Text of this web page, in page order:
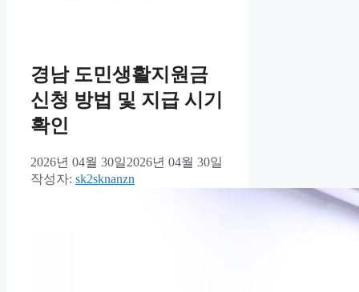
경남 도민생활지원금
신청 방법 및 지급 시기
확인
2026년 04월 30일2026년 04월 30일
작성자: sk2sknanzn